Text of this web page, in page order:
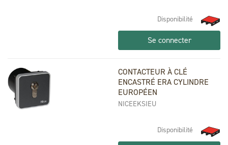
Disponibilité
Se connecter
CONTACTEUR À CLÉ
ENCASTRÉ ERA CYLINDRE
EUROPÉEN
NICEEKSIEU
Disponibilité